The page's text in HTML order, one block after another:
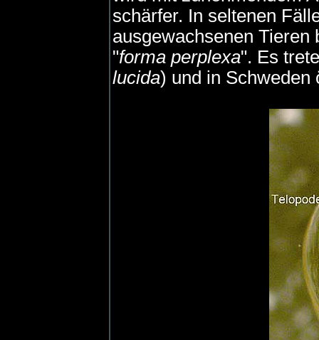
schärfer. In seltenen
ausgewachsenen Tieren
"forma perplexa". Es
lucida) und in Schweden